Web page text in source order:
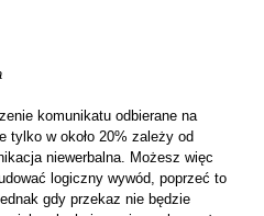
komunikatu odbierane na
tylko w około 20% zależy od
niewerbalna. Możesz więc
logiczny wywód, poprzeć to
gdy przekaz nie będzie